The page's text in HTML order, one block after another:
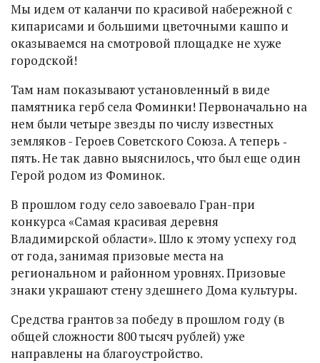
Мы идем от каланчи по красивой набережной с
кипарисами и большими цветочными кашпо и
оказываемся на смотровой площадке не хуже
городской!
Там нам показывают установленный в виде
памятника герб села Фоминки! Первоначально на
нем были четыре звезды по числу известных
земляков - Героев Советского Союза. А теперь ‑
пять. Не так давно выяснилось, что был еще один
Герой родом из Фоминок.
В прошлом году село завоевало Гран-при
конкурса «Самая красивая деревня
Владимирской области». Шло к этому успеху год
от года, занимая призовые места на
региональном и районном уровнях. Призовые
знаки украшают стену здешнего Дома культуры.
Средства грантов за победу в прошлом году (в
общей сложности 800 тысяч рублей) уже
направлены на благоустройство.